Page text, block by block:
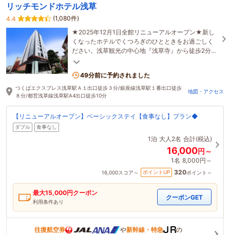
リッチモンドホテル浅草
4.4
(1,080件)
★2025年12月1日全館リニューアルオープン★新し
くなったホテルでくつろぎのひとときをお過ごしく
ださい。浅草観光の中心地『浅草寺』から徒歩2分！
ビジネス・レジャーなど様々なシーンにオススメ♪
49分前に予約されました
つくばエクスプレス浅草駅Ａ１出口徒歩３分/銀座線浅草駅１番出口徒歩
８分/都営浅草線浅草駅A4出口徒歩10分
地図・アクセス
【リニューアルオープン】ベーシックステイ【食事なし】プラン◆
ダブル 食事なし
1泊 大人2名 合計(税込)
16,000円～
1名 8,000円～
16,000スコア～ ポイントUP 320ポイント～
最大15,000円クーポン
利用条件あり
クーポンGET
往復航空券 や新幹線・特急
の